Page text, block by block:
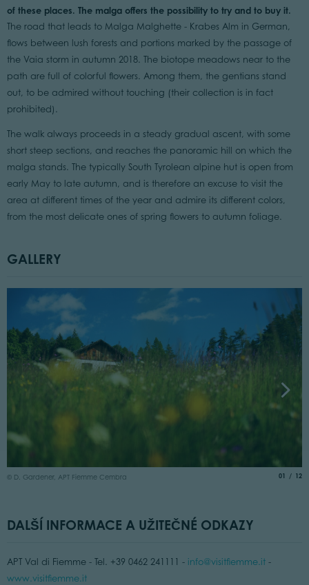
of these places. The malga offers the possibility to try and to buy it.
The road that leads to Malga Malghette - Krabes Alm in German,
flows between lush forests and portions marked by the passage of
the Vaia storm in autumn 2018. The biotope meadows near to the
path are full of colorful flowers. Among them, the gentians stand
out, to be admired without touching (their collection is in fact
prohibited).
The walk always proceeds in a steady gradual ascent, with some
short steep sections, and reaches the panoramic hill on which the
malga stands. The typically South Tyrolean alpine hut is open from
early May to late autumn, and is therefore an excuse to visit the
area at different times of the year and admire its different colors,
from the most delicate ones of spring flowers to autumn foliage.
GALLERY
© D. Gardener, APT Fiemme Cembra 01 of
12
DALŠÍ INFORMACE A UŽITEČNÉ ODKAZY
APT Val di Fiemme - Tel. +39 0462 241111 - info@visitfiemme.it-
www.visitfiemme.it